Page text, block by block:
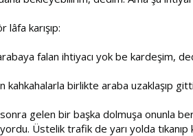
lâfa karışıp:
falan ihtiyacı yok be kardeşim,
kahkahalarla birlikte araba uzaklaşıp
gelen bir başka dolmuşa onunla
Üstelik trafik de yarı yolda tıkanıp